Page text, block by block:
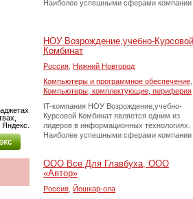
Наиболее успешными сферами
НОУ Возрождение,учебно-Курсовой
Комбинат
Россия Нижний Новгород
Компьютеры и программное обеспечение
Компьютеры, комплектующие, периферия
IT-компания НОУ Возрождение,учебно-
Курсовой Комбинат является одним из
лидеров в информационных технологиях.
Наиболее успешными сферами
ООО Все Для Главбуха, ООО
«Автор»
Россия Йошкар-ола